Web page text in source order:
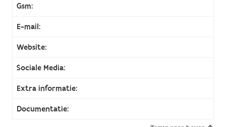
Gsm:
E-mail:
Website:
Sociale Media:
Extra informatie:
Documentatie: